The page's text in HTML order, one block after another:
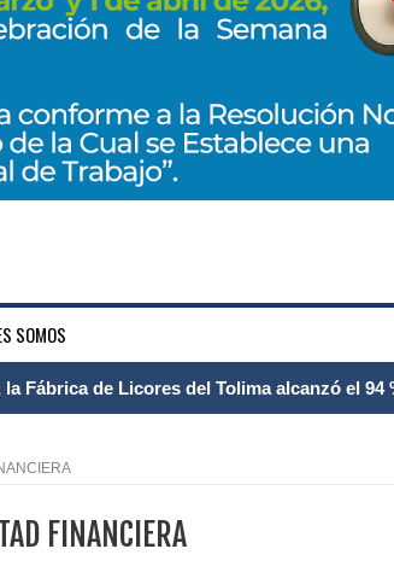
SOMOS
fortalece su conectividad con una
Departamental para el abordaje de
FINANCIERA